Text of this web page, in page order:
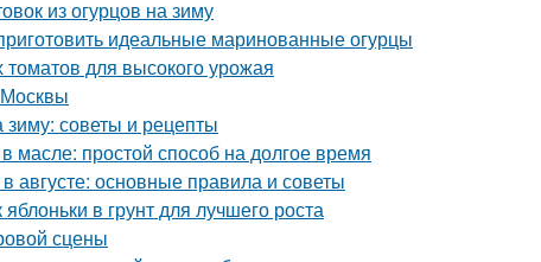
из огурцов на зиму
идеальные маринованные огурцы
для высокого урожая
зиму: советы и рецепты
масле: простой способ на долгое время
августе: основные правила и советы
в грунт для лучшего роста
сцены